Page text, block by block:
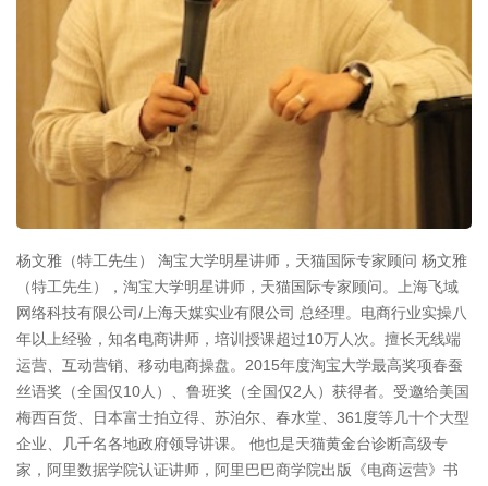
杨文雅（特工先生） 淘宝大学明星讲师，天猫国际专家顾问 杨文雅
（特工先生），淘宝大学明星讲师，天猫国际专家顾问。上海飞域
网络科技有限公司/上海天媒实业有限公司 总经理。电商行业实操八
年以上经验，知名电商讲师，培训授课超过10万人次。擅长无线端
运营、互动营销、移动电商操盘。2015年度淘宝大学最高奖项春蚕
丝语奖（全国仅10人）、鲁班奖（全国仅2人）获得者。受邀给美国
梅西百货、日本富士拍立得、苏泊尔、春水堂、361度等几十个大型
企业、几千名各地政府领导讲课。 他也是天猫黄金台诊断高级专
家，阿里数据学院认证讲师，阿里巴巴商学院出版《电商运营》书